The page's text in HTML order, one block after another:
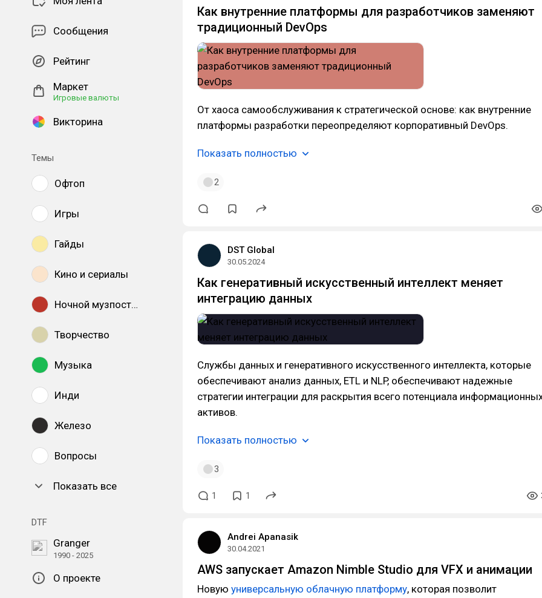
Сообщения
Рейтинг
Маркет
Игровые валюты
Викторина
Темы
Офтоп
Игры
Гайды
Кино и сериалы
Ночной музпостинг
Творчество
Музыка
Инди
Железо
Вопросы
Показать все
DTF
Granger
1990 - 2025
О проекте
Как внутренние платформы для разработчиков заменяют
традиционный DevOps
От хаоса самообслуживания к стратегической основе: как внутренние
платформы разработки переопределяют корпоративный DevOps.
Показать полностью
2
DST Global
30.05.2024
Как генеративный искусственный интеллект меняет
интеграцию данных
Службы данных и генеративного искусственного интеллекта, которые
обеспечивают анализ данных, ETL и NLP, обеспечивают надежные
стратегии интеграции для раскрытия всего потенциала
активов.
Показать полностью
3
1 1
Andrei Apanasik
30.04.2021
AWS запускает Amazon Nimble Studio для VFX и анимации
Новую универсальную облачную платформу, которая позволит